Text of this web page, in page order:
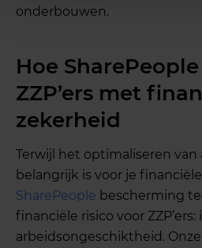
onderbouwen.
Hoe
ZZP’ers met
zekerheid
Terwijl het optimaliseren
belangrijk is voor je
SharePeople bescherming
financiële risico voor
arbeidsongeschiktheid.